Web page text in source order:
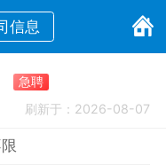
信息
急聘
刷新于：2026-08-07